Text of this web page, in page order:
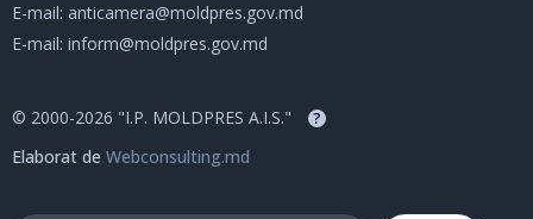
E-mail: anticamera@moldpres.gov.md
E-mail: inform@moldpres.gov.md
© 2000-2026 "I.P. MOLDPRES A.I.S." ?
Elaborat de Webconsulting.md